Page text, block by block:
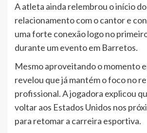
A atleta ainda relembrou o início do
relacionamento com o cantor e
uma forte conexão logo no
durante um evento em Barretos.
Mesmo aproveitando o momento
revelou que já mantém o foco no
profissional. A jogadora explicou
voltar aos Estados Unidos nos
para retomar a carreira esportiva.